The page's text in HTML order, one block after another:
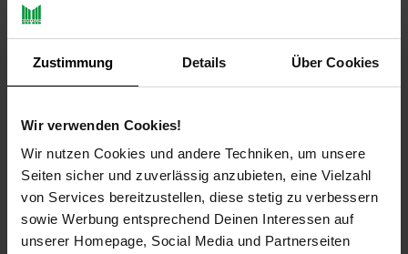
Zustimmung Details Über Cookies
Wir verwenden Cookies!
Wir nutzen Cookies und andere Techniken, um unsere
Seiten sicher und zuverlässig anzubieten, eine Vielzahl
von Services bereitzustellen, diese stetig zu verbessern
sowie Werbung entsprechend Deinen Interessen auf
unserer Homepage, Social Media und Partnerseiten
PAYBACK
Produktbeschreibung
Unkrautvlies ist eine biologische und umweltschonende
Methode zur Unkrautbekämpfung. Durch das Vlies kann auf